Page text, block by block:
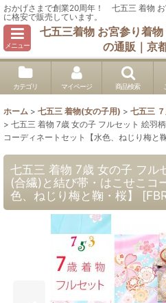
おかげさまで創業20周年！ 七五三 着物
に格安で販売しています。
メニュー
七五三着物 お宮参り着
の通販｜京
カテゴリ マイページ 商品検索
ホーム > 七五三 着物(女の子用) > 七五三
> 七五三 着物 7歳 女の子 フルセット 絵羽
コーディネートセット【水色、ねじり梅と鞠
七五三 着物 7歳 女の子 フル
(合繊)と結び帯・はこせこコ
色、ねじり梅と鞠・桜】
[